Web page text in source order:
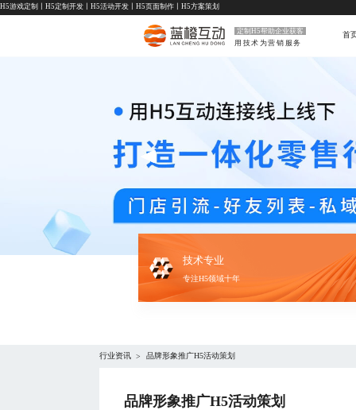
H5游戏定制 H5定制开发 H5活动开发 H5页面制作 H5方案策划
定制H5帮助企业获客
用技术为营销服务
首
技术专业
专注H5领域十年
行业资讯 > 品牌形象推广H5活动策划
品牌形象推广H5活动策划